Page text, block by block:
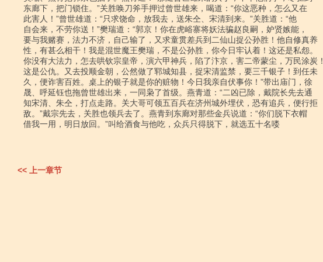
东廊下，把门锁住。”关胜唤刀斧手押过曾世雄来，喝道：“你这恶种，怎么又在
此害人！”曾世雄道：“只求饶命，放我去，送朱仝、宋清到来。”关胜道：“他
自会来，不劳你送！”樊瑞道：“郭京！你在虎峪寨将妖法骗赵良嗣，妒贤嫉能，
要与我赌赛，法力不济，自己输了，又求童贯差兵到二仙山捉公孙胜！他自修真养
性，有甚么相干！我是混世魔王樊瑞，不是公孙胜，你今日牢认着！这还是私怨。
你没有大法力，怎去哄钦宗皇帝，演六甲神兵，陷了汴京，害二帝蒙尘，万民涂炭！
这是公仇。又去投顺金朝，公然做了郓城知县，捉宋清监禁，要三千银子！到任未
久，便诈害百姓。桌上的银子就是你的赃物！今日我亲自伏事你！”带出庙门，徐
晟、呼延钰也拖曾世雄出来，一同枭了首级。燕青道：“二凶已除，戴院长先去通
知宋清、朱仝，打点走路。关大哥可领五百兵在济州城外埋伏，恐有追兵，便行拒
敌。”戴宗先去，关胜也领兵去了。燕青到东廊对那些金兵说道：“你们脱下衣帽
借我一用，明日放回。”叫给酒食与他吃，众兵只得脱下，就选五十名喽
<< 上一章节